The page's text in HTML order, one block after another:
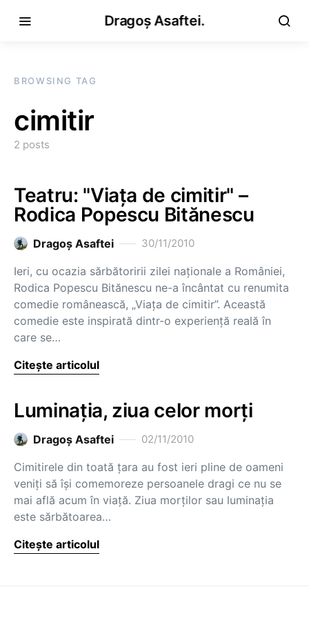
Dragoș Asaftei.
BROWSING TAG
cimitir
2 posts
Teatru: "Viaţa de cimitir" –
Rodica Popescu Bitănescu
Dragoş Asaftei 30/11/2010
Ieri, cu ocazia sărbătoririi zilei naţionale a României,
Rodica Popescu Bitănescu ne-a încântat cu renumita
comedie românească, „Viaţa de cimitir”. Această
comedie este inspirată dintr-o experienţă reală în
care se…
Citește articolul
Luminaţia, ziua celor morţi
Dragoş Asaftei 02/11/2010
Cimitirele din toată ţara au fost ieri pline de oameni
veniţi să îşi comemoreze persoanele dragi ce nu se
mai află acum în viaţă. Ziua morţilor sau luminaţia
este sărbătoarea…
Citește articolul